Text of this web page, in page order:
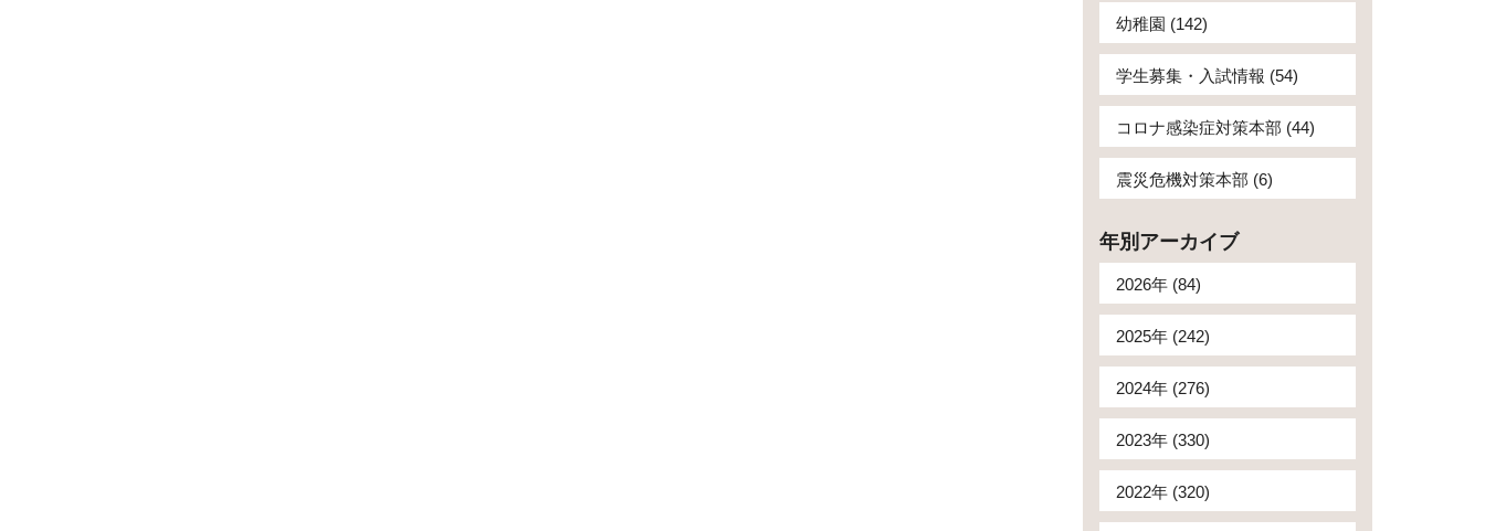
幼稚園 (142)
学生募集・入試情報 (54)
コロナ感染症対策本部 (44)
震災危機対策本部 (6)
年別アーカイブ
2026年 (84)
2025年 (242)
2024年 (276)
2023年 (330)
2022年 (320)